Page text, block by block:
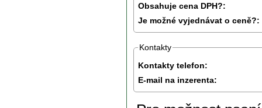
Obsahuje cena DPH?:
Je možné vyjednávat o ceně?:
Kontakty
Kontakty telefon:
E-mail na inzerenta: